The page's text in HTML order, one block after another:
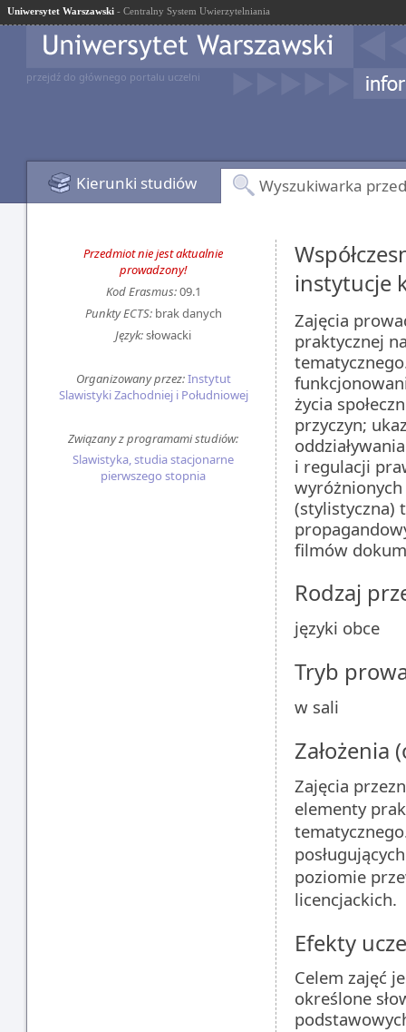
Uniwersytet Warszawski - Centralny System Uwierzytelniania
przejdź do głównego portalu uczelni
Kierunki studiów Wyszukiwarka
Przedmiot nie jest aktualnie
prowadzony!
Kod Erasmus:09.1
Punkty ECTS:brak danych
Język:słowacki
Organizowany przez:Instytut
Slawistyki Zachodniej i Południowej
Związany z programami studiów:
Slawistyka, studia stacjonarne
pierwszego stopnia
instytucje
Zajęcia
praktycznej
życia
przyczyn;
i regulacji
(stylistyczna)
filmów
Rodzaj
języki obce
Tryb
w sali
Założenia
Zajęcia
elementy
poziomie
licencjackich.
Efekty
Celem zajęć
określone